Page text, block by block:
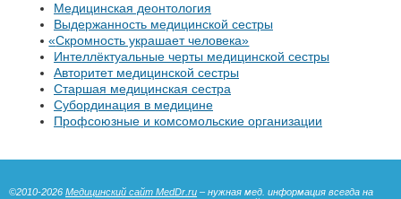
Медицинская деонтология
Выдержанность медицинской сестры
«Скромность украшает человека»
Интеллёктуальные черты медицинской сестры
Авторитет медицинской сестры
Старшая медицинская сестра
Субординация в медицине
Профсоюзные и комсомольские организации
©2010-2026 Медицинский сайт MedDr.ru – нужная мед. информация всегда на